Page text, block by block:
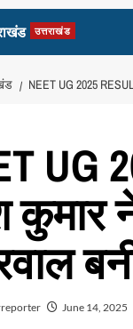
उत्तराखंड
NEET UG 2025
UG
June 14, 2025